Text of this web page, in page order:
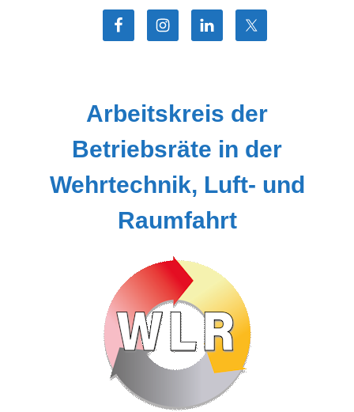
Arbeitskreis der
Betriebsräte in der
Wehrtechnik, Luft- und
Raumfahrt